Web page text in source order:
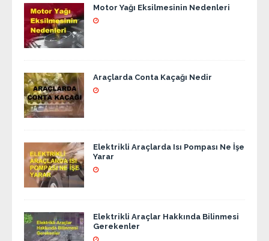
Motor Yağı Eksilmesinin Nedenleri
Araçlarda Conta Kaçağı Nedir
Elektrikli Araçlarda Isı Pompası Ne İşe
Yarar
Elektrikli Araçlar Hakkında Bilinmesi
Gerekenler